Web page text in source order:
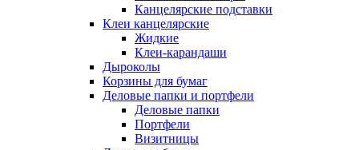
Канцелярские подставки
Клеи канцелярские
Жидкие
Клеи-карандаши
Дыроколы
Корзины для бумаг
Деловые папки и портфели
Деловые папки
Портфели
Визитницы